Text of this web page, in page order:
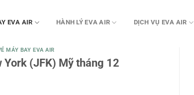
EVA AIR HÀNH LÝ EVA AIR DỊCH VỤ EVA AIR
MÁY BAY EVA AIR
York (JFK) Mỹ tháng 12